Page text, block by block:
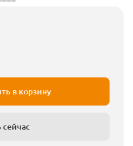
в корзину
сейчас